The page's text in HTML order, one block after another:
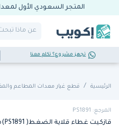
المتجر السعودي الأول
تجهز مشروع؟ تكلم معنا
الرئيسية قطع غيار معدات المطاعم
المرجع: PS1891
قازكيت غطاء قلاية الضغط( PS1891)من وينستون